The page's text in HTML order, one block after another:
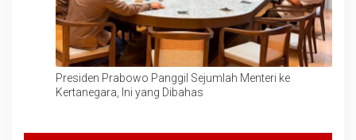
Presiden Prabowo Panggil Sejumlah Menteri ke
Kertanegara, Ini yang Dibahas